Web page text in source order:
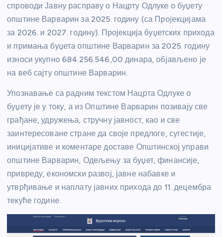
спроводи Јавну расправу о Нацрту Одлуке о буџету
општине Варварин за 2025. годину (са Пројекцијама
за 2026. и 2027. годину). Пројекција буџетских прихода
и примања буџета општине Варварин за 2025. годину
износи укупно 684.256.546,00 динара, објављено је
на веб сајту општине Варварин.
Упознавање са радним текстом Нацрта Одлуке о
буџету је у току, а из Општине Варварин позивају све
грађане, удружења, стручну јавност, као и све
заинтересоване стране да своје предлоге, сугестије,
иницијативе и коментаре доставе Општинској управи
општине Варварин, Одељењу за буџет, финансије,
привреду, економски развој, јавне набавке и
утврђивање и наплату јавних прихода до 11. децембра
текуће године.